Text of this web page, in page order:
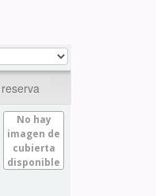
No hay
imagen de
cubierta
disponible